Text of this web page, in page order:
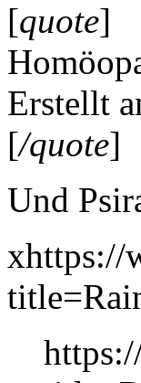
[quote]
Erstellt
[/quote]
Und
xhttps://